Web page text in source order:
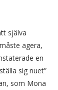
själva
agera,
en
sig nuet”
som Mona